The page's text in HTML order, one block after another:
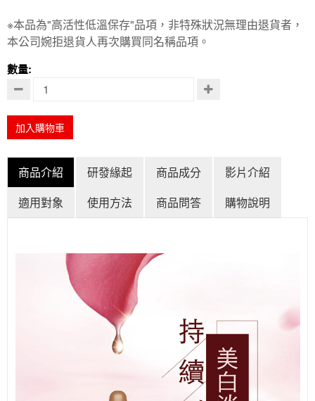
※本品為"高活性低溫保存"品項，非特殊狀況無理由退貨者，
本公司婉拒退貨人再次購買同名稱品項。
數量:
加入購物車
商品介紹 研發緣起 商品成分
影片介紹
適用對象
使用方法 商品問答 購物說明